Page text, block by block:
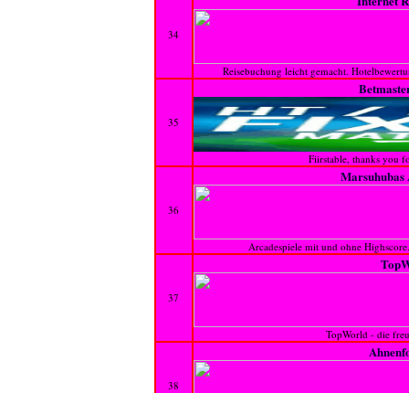
34
Reisebuchung leicht gemacht.
35
Fiirstable, thanks you
36
Marsuhubas
Arcadespiele mit und ohne
37
TopWorld - die
38